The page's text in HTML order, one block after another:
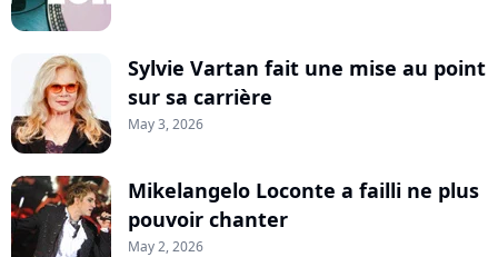
Sylvie Vartan fait une mise au point
sur sa carrière
May 3, 2026
Mikelangelo Loconte a failli ne plus
pouvoir chanter
May 2, 2026